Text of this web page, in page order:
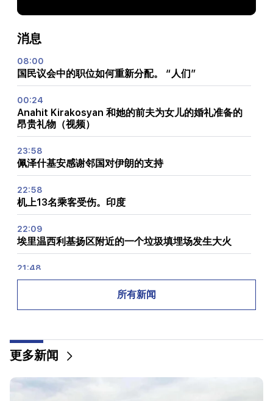
消息
08:00
国民议会中的职位如何重新分配。 “人们”
00:24
Anahit Kirakosyan 和她的前夫为女儿的婚礼准备的
昂贵礼物（视频）
23:58
佩泽什基安感谢邻国对伊朗的支持
22:58
机上13名乘客受伤。印度
22:09
埃里温西利基扬区附近的一个垃圾填埋场发生大火
21:48
埃里温 巴士路线有变化
21:16
会中没有成功。埃德加·加扎里安
所有新闻
更多新闻